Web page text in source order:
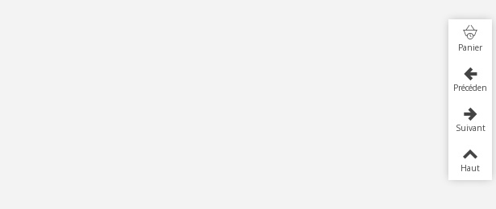
Panier
Précédent
Suivant
Haut